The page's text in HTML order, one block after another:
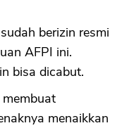
berizin resmi
AFPI ini.
bisa dicabut.
menaikkan